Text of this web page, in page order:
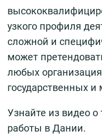
узкого профиля
сложной и
может
любых
государственных
Узнайте из видео
работы в Дании.